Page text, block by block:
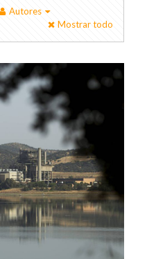
Autores
Mostrar todo